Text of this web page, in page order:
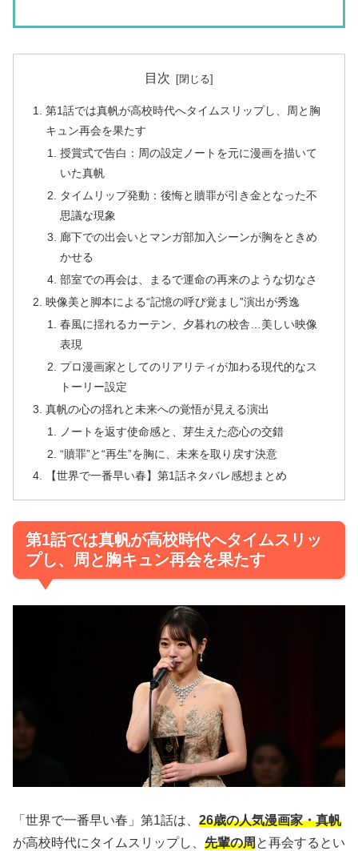
目次
第1話では真帆が高校時代へタイムスリップし、周と胸
キュン再会を果たす
授賞式で告白：周の設定ノートを元に漫画を描いて
いた真帆
タイムリップ発動：後悔と贖罪が引き金となった不
思議な現象
廊下での出会いとマンガ部加入シーンが胸をときめ
かせる
部室での再会は、まるで運命の再来のような切なさ
映像美と脚本による“記憶の呼び覚まし”演出が秀逸
春風に揺れるカーテン、夕暮れの校舎…美しい映像
表現
プロ漫画家としてのリアリティが加わる現代的なス
トーリー設定
真帆の心の揺れと未来への覚悟が見える演出
ノートを返す使命感と、芽生えた恋心の交錯
“贖罪”と“再生”を胸に、未来を取り戻す決意
【世界で一番早い春】第1話ネタバレ感想まとめ
第1話では真帆が高校時代へタイムスリッ
プし、周と胸キュン再会を果たす
「世界で一番早い春」第1話は、 26歳の人気漫画家・真帆
が高校時代にタイムスリップし、 先輩の周と再会するとい